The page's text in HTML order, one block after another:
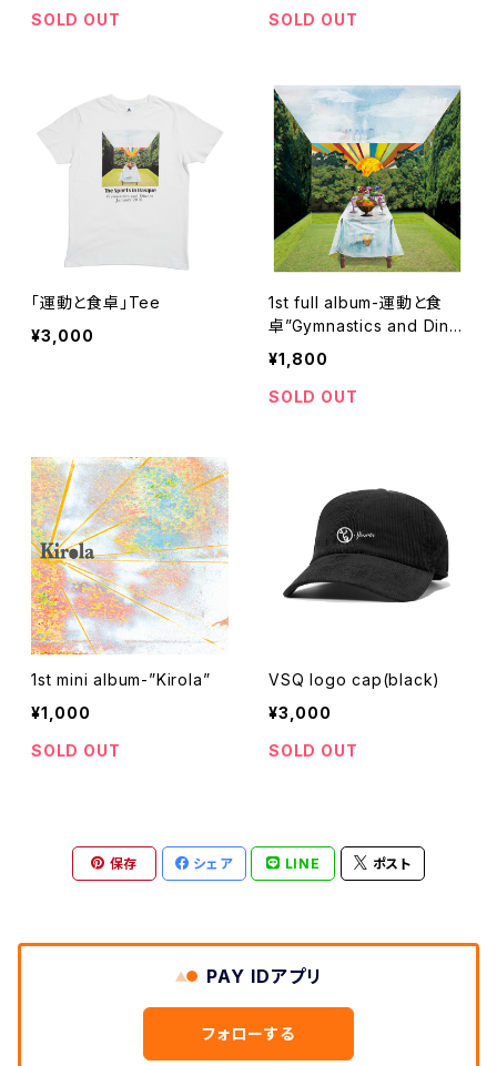
SOLD OUT
SOLD OUT
「運動と食卓」Tee
¥3,000
1st full album-運動と食
卓”Gymnastics and Dinn
er”
¥1,800
SOLD OUT
1st mini album-”Kirola”
¥1,000
SOLD OUT
VSQ logo cap(black)
¥3,000
SOLD OUT
保存 シェア LINE ポスト
PAY IDアプリ
フォローする